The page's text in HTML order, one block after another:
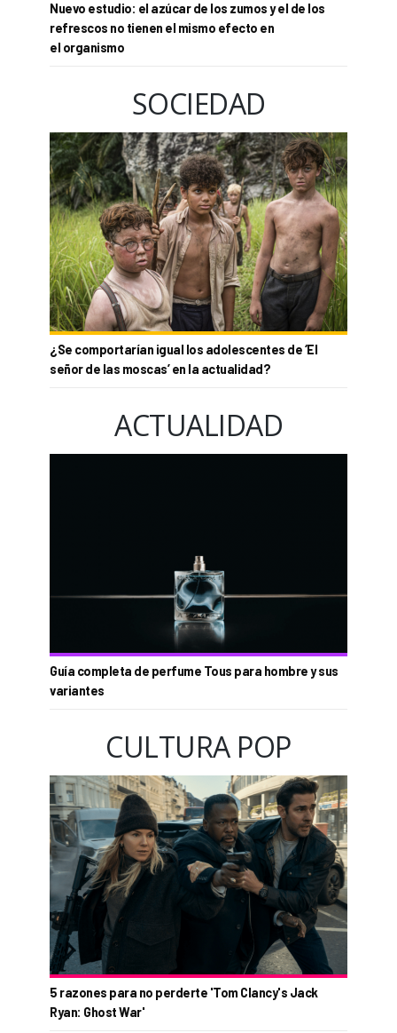
Nuevo estudio: el azúcar de los zumos y el de los
refrescos no tienen el mismo efecto en
el organismo
SOCIEDAD
¿Se comportarían igual los adolescentes de ‘El
señor de las moscas’ en la actualidad?
ACTUALIDAD
Guía completa de perfume Tous para hombre y sus
variantes
CULTURA POP
5 razones para no perderte 'Tom Clancy's Jack
Ryan: Ghost War'